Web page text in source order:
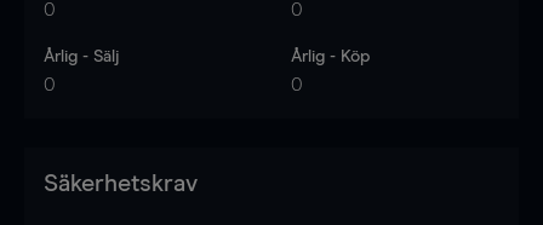
0 0
Årlig - Sälj
0
Årlig - Köp
0
Säkerhetskrav